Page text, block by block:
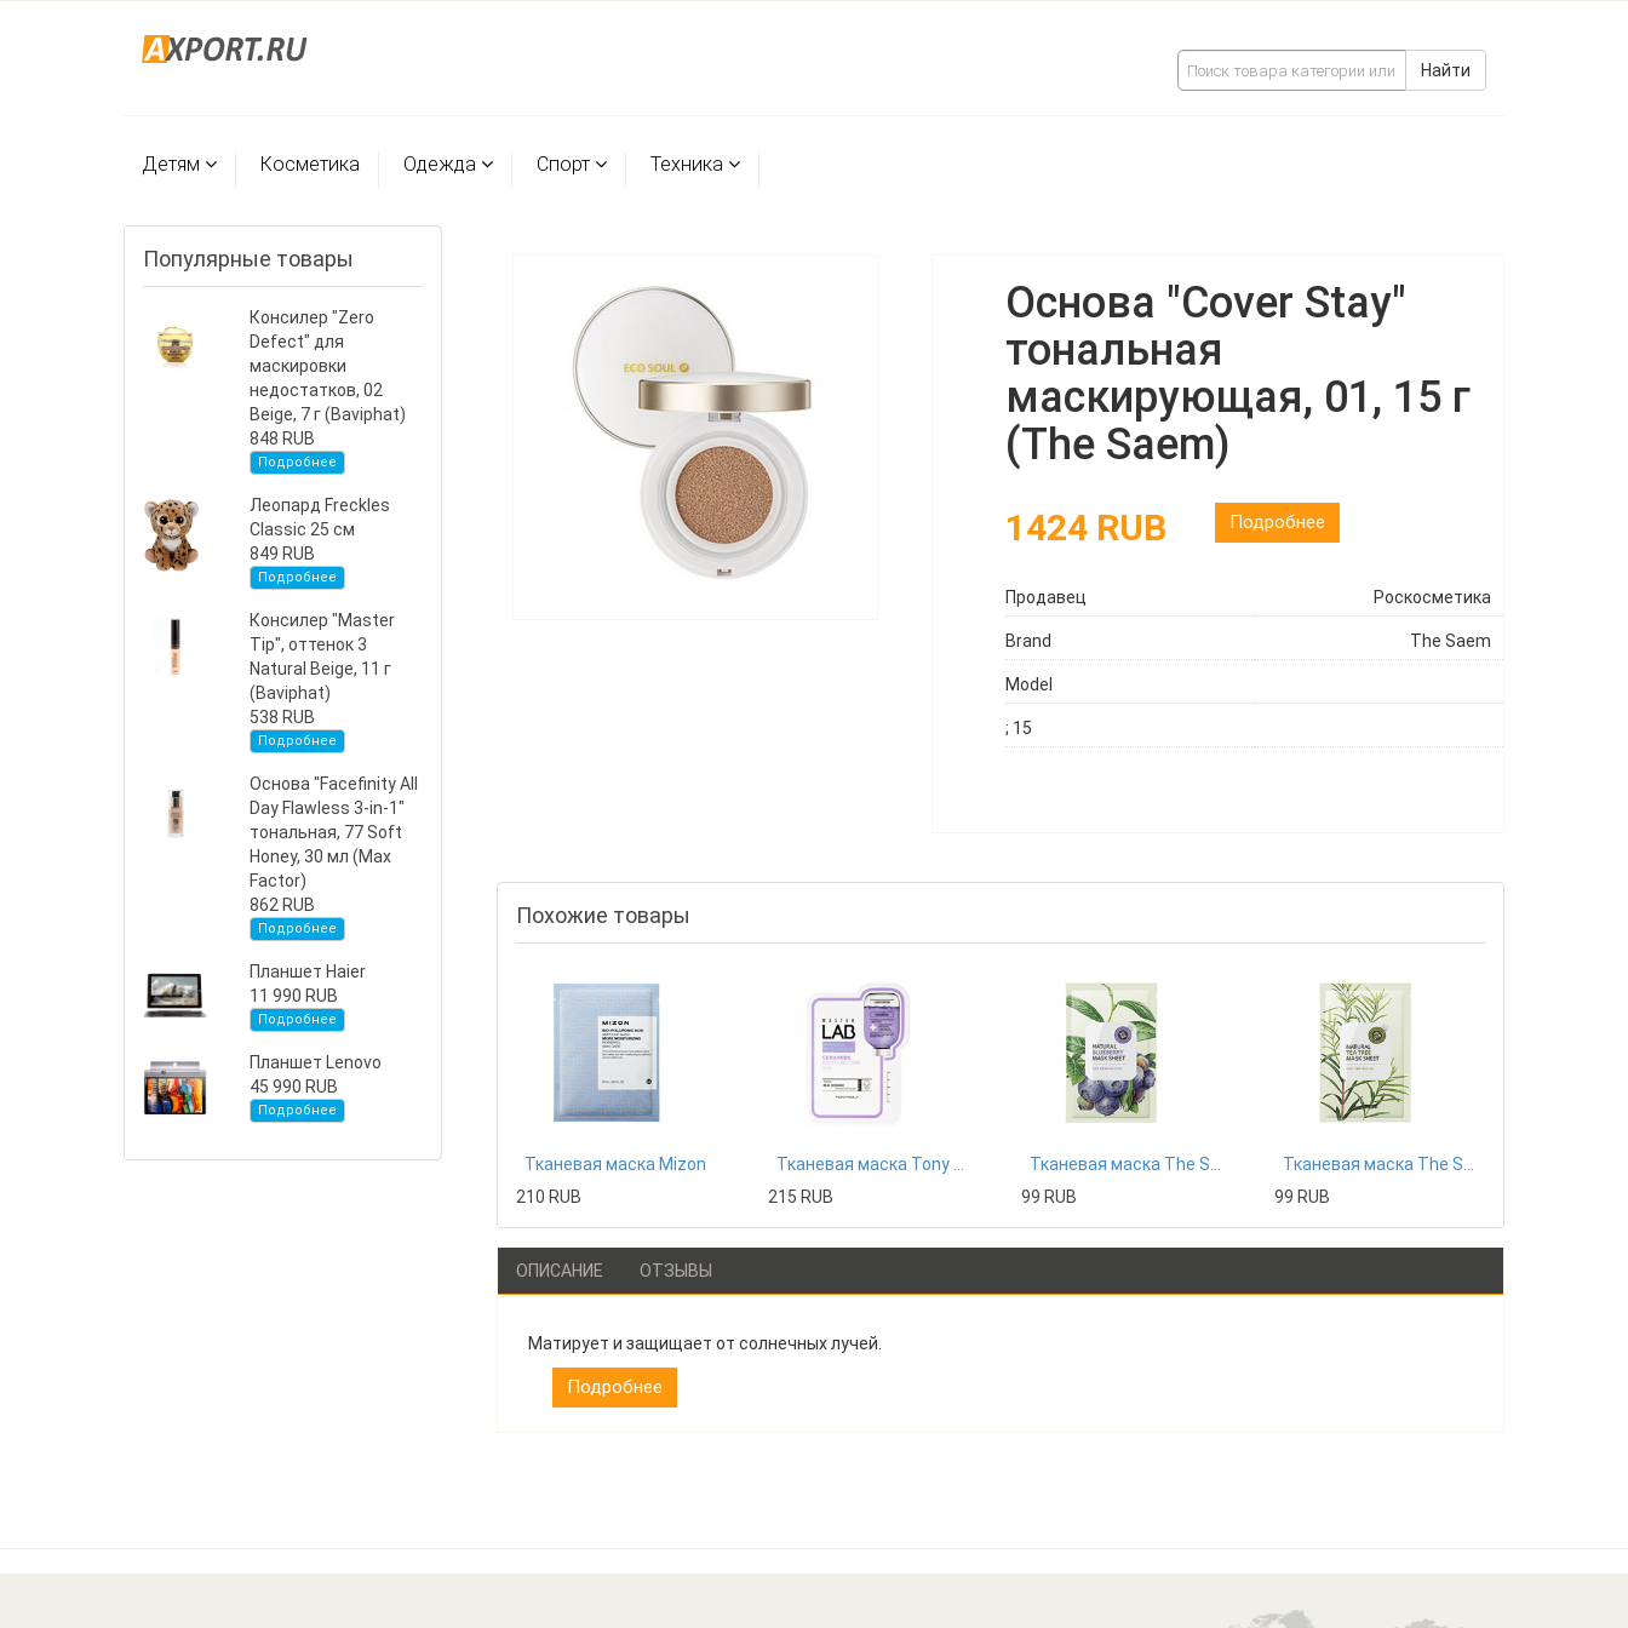
Найти
Детям Косметика Одежда Спорт Техника
Популярные товары
Консилер "Zero
Defect" для
маскировки
недостатков, 02
Beige, 7 г (Baviphat)
848 RUB
Подробнее
Леопард Freckles
Classic 25 см
849 RUB
Подробнее
Консилер "Master
Tip", оттенок 3
Natural Beige, 11 г
(Baviphat)
538 RUB
Подробнее
Основа "Facefinity All
Day Flawless 3-in-1"
тональная, 77 Soft
Honey, 30 мл (Max
Factor)
862 RUB
Подробнее
Планшет Haier
11 990 RUB
Подробнее
Планшет Lenovo
45 990 RUB
Подробнее
Основа "Cover Stay"
тональная
маскирующая, 01, 15 г
(The Saem)
1424 RUB Подробнее
Продавец Роскосметика
Brand The Saem
Model
; 15
Похожие товары
Тканевая маска Mizon
210 RUB
215 RUB
99 RUB
99 RUB
ОПИСАНИЕ ОТЗЫВЫ
Матирует и защищает от солнечных лучей.
Подробнее